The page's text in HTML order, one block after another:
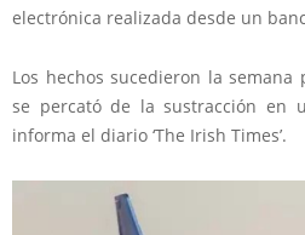
electrónica realizada desde un
Los hechos sucedieron la semana
se percató de la sustracción en
informa el diario ‘The Irish Times’.